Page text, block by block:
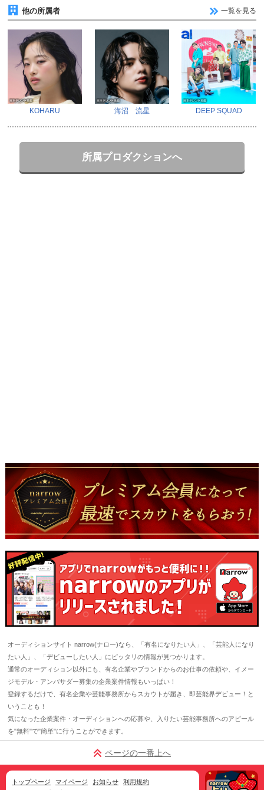
他の所属者 一覧を見る
KOHARU 海沼 流星 DEEP SQUAD
所属プロダクションへ
オーディションサイト narrow(ナロー)なら、「有名になりたい人」、「芸能人になり
たい人」、「デビューしたい人」にピッタリの情報が見つかります。
通常のオーディション以外にも、有名企業やブランドからのお仕事の依頼や、イメー
ジモデル・アンバサダー募集の企業案件情報もいっぱい！
登録するだけで、有名企業や芸能事務所からスカウトが届き、即芸能界デビュー！と
いうことも！
気になった企業案件・オーディションへの応募や、入りたい芸能事務所へのアピール
を"無料"で"簡単"に行うことができます。
ページの一番上へ
トップページ マイページ お知らせ
利用規約